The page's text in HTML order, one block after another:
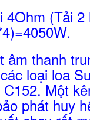
(Tải
âm thanh
loại loa
Một
phát huy